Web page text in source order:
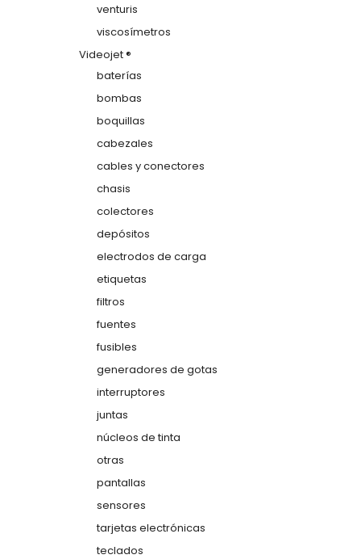
venturis
viscosímetros
Videojet ®
baterías
bombas
boquillas
cabezales
cables y conectores
chasis
colectores
depósitos
electrodos de carga
etiquetas
filtros
fuentes
fusibles
generadores de gotas
interruptores
juntas
núcleos de tinta
otras
pantallas
sensores
tarjetas electrónicas
teclados